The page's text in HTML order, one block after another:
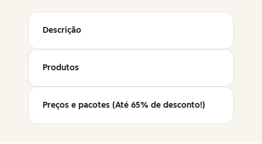
Descrição
Produtos
Preços e pacotes (Até 65% de desconto!)